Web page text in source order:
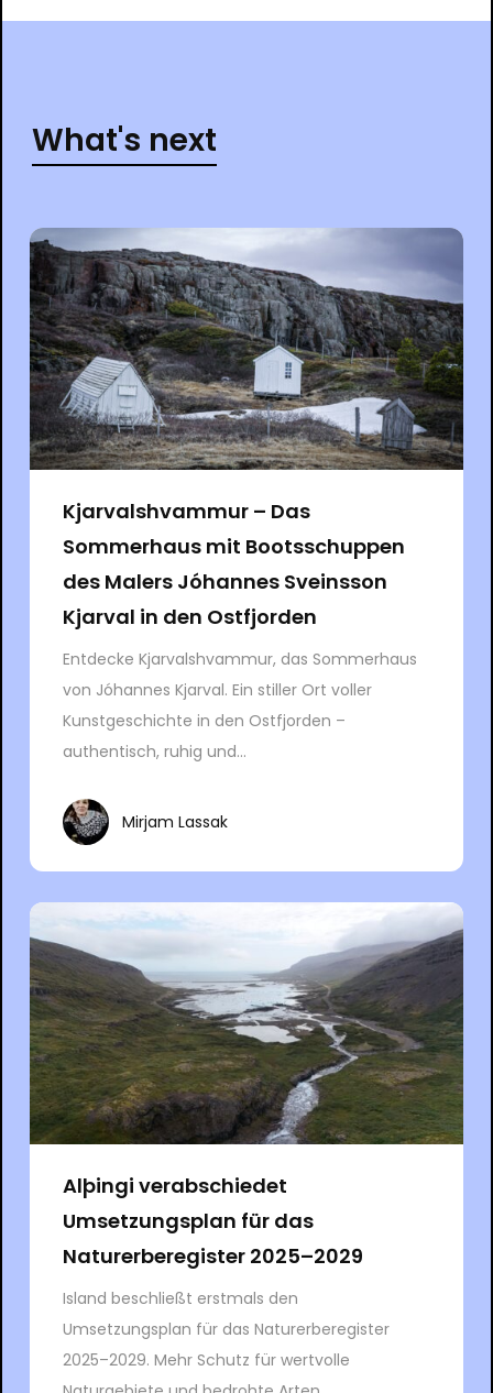
What's next
Kjarvalshvammur – Das
Sommerhaus mit Bootsschuppen
des Malers Jóhannes Sveinsson
Kjarval in den Ostfjorden
Entdecke Kjarvalshvammur, das Sommerhaus
von Jóhannes Kjarval. Ein stiller Ort voller
Kunstgeschichte in den Ostfjorden –
authentisch, ruhig und...
Mirjam Lassak
Alþingi verabschiedet
Umsetzungsplan für das
Naturerberegister 2025–2029
Island beschließt erstmals den
Umsetzungsplan für das Naturerberegister
2025–2029. Mehr Schutz für wertvolle